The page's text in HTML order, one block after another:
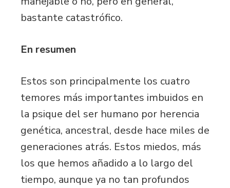
bastante catastrófico.
En resumen
Estos son principalmente los cuatro
temores más importantes imbuidos en
la psique del ser humano por herencia
genética, ancestral, desde hace miles de
generaciones atrás. Estos miedos, más
los que hemos añadido a lo largo del
tiempo, aunque ya no tan profundos